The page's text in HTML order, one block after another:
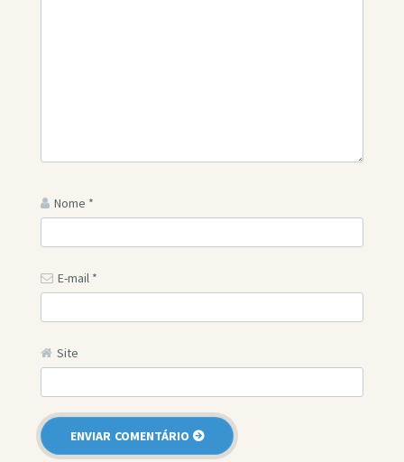
Nome *
E-mail *
Site